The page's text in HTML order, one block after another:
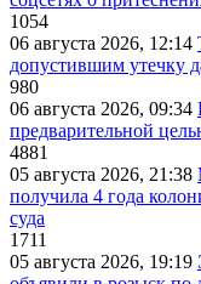
1054
06 августа 2026, 12:14
допустившим утечку
980
06 августа 2026, 09:34
предварительной
4881
05 августа 2026, 21:38
получила 4 года
суда
1711
05 августа 2026, 19:19